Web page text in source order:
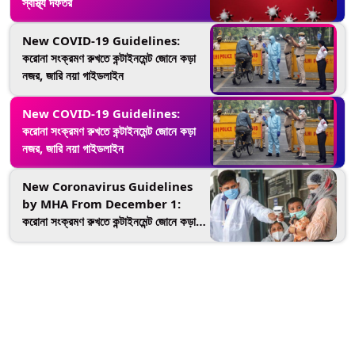
New COVID-19 Guidelines:
করোনা সংক্রমণ রুখতে কন্টাইনমেন্ট জোনে কড়া
নজর, জারি নয়া গাইডলাইন
New COVID-19 Guidelines:
করোনা সংক্রমণ রুখতে কন্টাইনমেন্ট জোনে কড়া
নজর, জারি নয়া গাইডলাইন
New Coronavirus Guidelines
by MHA From December 1:
করোনা সংক্রমণ রুখতে কন্টাইনমেন্ট জোনে কড়া